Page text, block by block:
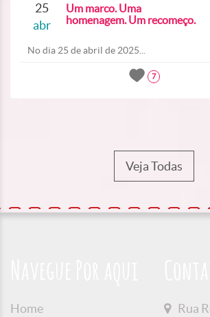
25
abr
Um marco. Uma
homenagem. Um recomeço.
No dia 25 de abril de 2025...
7
Veja Todas
Home
Rua